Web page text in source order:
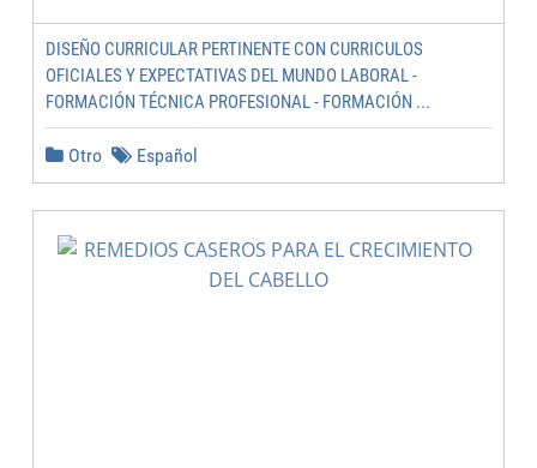
DISEÑO CURRICULAR PERTINENTE CON CURRICULOS
OFICIALES Y EXPECTATIVAS DEL MUNDO LABORAL -
FORMACIÓN TÉCNICA PROFESIONAL - FORMACIÓN ...
Otro Español